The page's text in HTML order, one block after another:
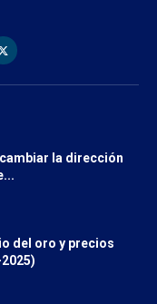
la dirección
del oro y precios